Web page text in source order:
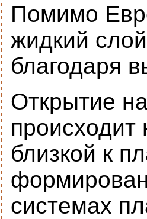
Помимо
жидкий
благодаря
Открытие
происходит
близкой к
системах